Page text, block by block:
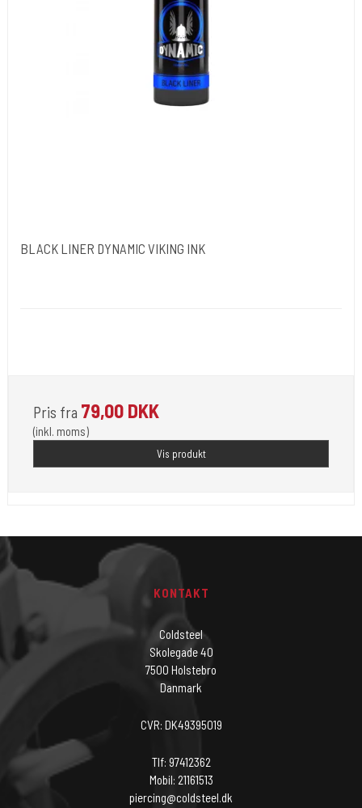
BLACK LINER DYNAMIC VIKING INK
Pris fra 79,00 DKK
(inkl. moms)
Vis produkt
KONTAKT
Coldsteel
Skolegade 40
7500 Holstebro
Danmark
CVR: DK49395019
Tlf: 97412362
Mobil: 21161513
piercing@coldsteel.dk